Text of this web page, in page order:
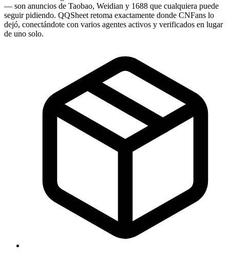
— son anuncios de Taobao, Weidian y 1688 que cualquiera puede
seguir pidiendo. QQSheet retoma exactamente donde CNFans lo
dejó, conectándote con varios agentes activos y verificados en lugar
de uno solo.